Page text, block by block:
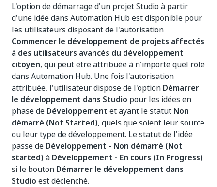
L'option de démarrage d'un projet Studio à partir
d'une idée dans Automation Hub est disponible pour
les utilisateurs disposant de l'autorisation
Commencer le développement de projets affectés
à des utilisateurs avancés du développement
citoyen, qui peut être attribuée à n'importe quel rôle
dans Automation Hub. Une fois l'autorisation
attribuée, l'utilisateur dispose de l'option Démarrer
le développement dans Studio pour les idées en
phase de Développement et ayant le statut Non
démarré (Not Started), quels que soient leur source
ou leur type de développement. Le statut de l'idée
passe de Développement - Non démarré (Not
started) à Développement - En cours (In Progress)
si le bouton Démarrer le développement dans
Studio est déclenché.